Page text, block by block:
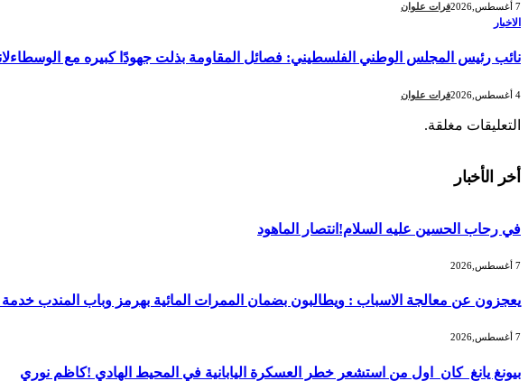
7 أغسطس,2026 فرات علوان
الاخبار
نائب رئيس المجلس الوطني الفلسطيني: فصائل المقاومة بذلت جهودًا كبيره مع
4 أغسطس,2026 فرات علوان
التعليقات مغلقة.
أخر الأخبار
في رحاب الحسين عليه السلام!انتصار الماهود
7 أغسطس,2026
يعجزون عن معالجة الاسباب : ويطالبون بضمان الممرات المائية بهرمز وباب المندب خدمة
7 أغسطس,2026
بيونغ يانغ كان اول من استشعر خطر العسكرة اليابانية في المحيط الهادي !كاظم نوري